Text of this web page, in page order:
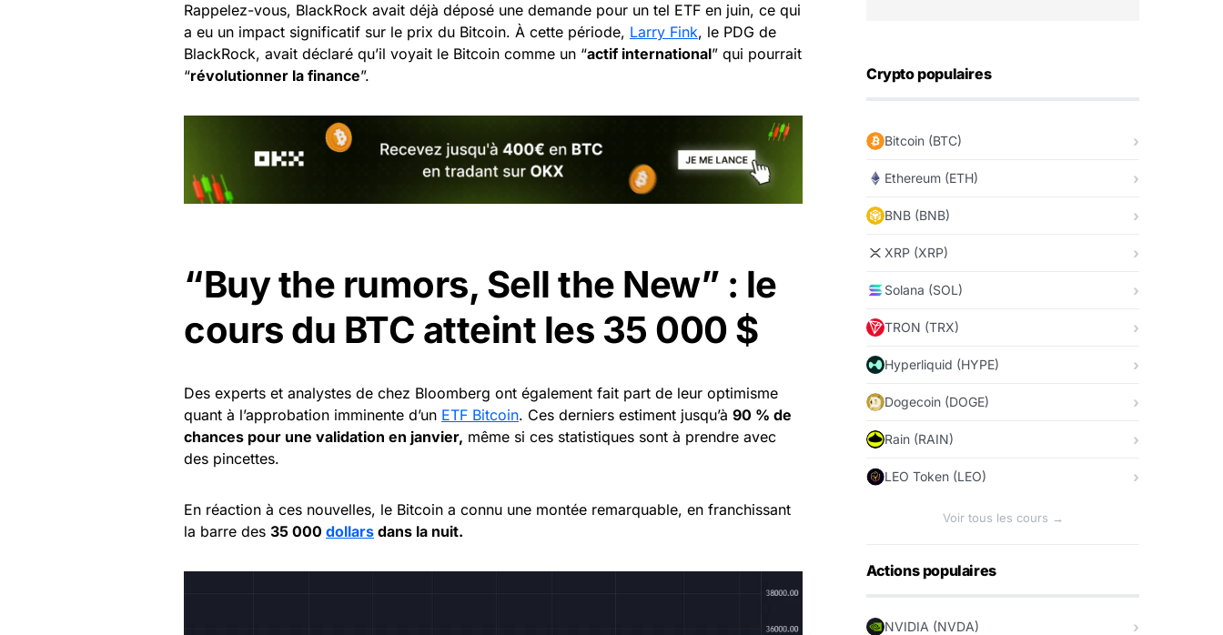
Rappelez-vous, BlackRock avait déjà déposé une demande pour un tel ETF en juin, ce qui
a eu un impact significatif sur le prix du Bitcoin. À cette période, Larry Fink, le PDG de
BlackRock, avait déclaré qu’il voyait le Bitcoin comme un “actif international” qui pourrait
“révolutionner la finance”.
“Buy the rumors, Sell the New” : le
cours du BTC atteint les 35 000 $
Des experts et analystes de chez Bloomberg ont également fait part de leur optimisme
quant à l’approbation imminente d’un ETF Bitcoin. Ces derniers estiment jusqu’à 90 % de
chances pour une validation en janvier, même si ces statistiques sont à prendre avec
des pincettes.
En réaction à ces nouvelles, le Bitcoin a connu une montée remarquable, en franchissant
la barre des 35 000 dollars dans la nuit.
Crypto populaires
Bitcoin (BTC)
Ethereum (ETH)
BNB (BNB)
XRP (XRP)
Solana (SOL)
TRON (TRX)
Hyperliquid (HYPE)
Dogecoin (DOGE)
Rain (RAIN)
LEO Token (LEO)
Voir tous les cours →
Actions populaires
NVIDIA (NVDA)